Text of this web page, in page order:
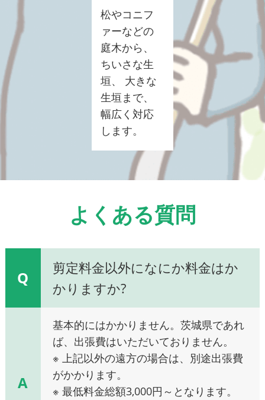
松やコニフ
ァーなどの
庭木から、
ちいさな生
垣、 大きな
生垣まで、
幅広く対応
します。
よくある質問
Q
剪定料金以外になにか料金はか
かりますか?
A
基本的にはかかりません。茨城県であれ
ば、出張費はいただいておりません。
※ 上記以外の遠方の場合は、別途出張費
がかかります。
※ 最低料金総額3,000円～となります。